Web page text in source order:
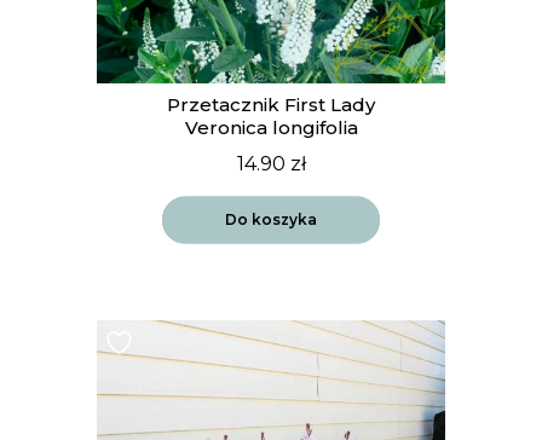
Przetacznik First Lady
Veronica longifolia
14.90 zł
Do koszyka